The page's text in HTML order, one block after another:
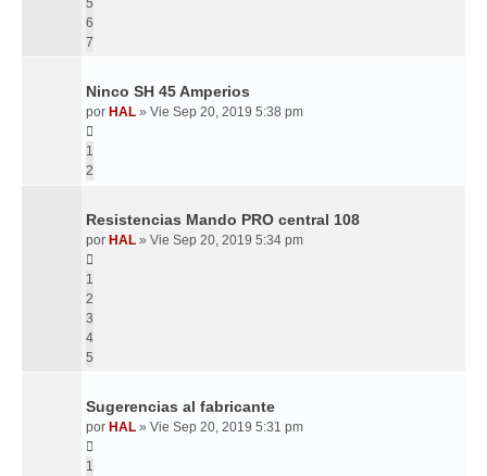
5
6
7
Ninco SH 45 Amperios
por HAL » Vie Sep 20, 2019 5:38 pm
1
2
Resistencias Mando PRO central 108
por HAL » Vie Sep 20, 2019 5:34 pm
1
2
3
4
5
Sugerencias al fabricante
por HAL » Vie Sep 20, 2019 5:31 pm
1